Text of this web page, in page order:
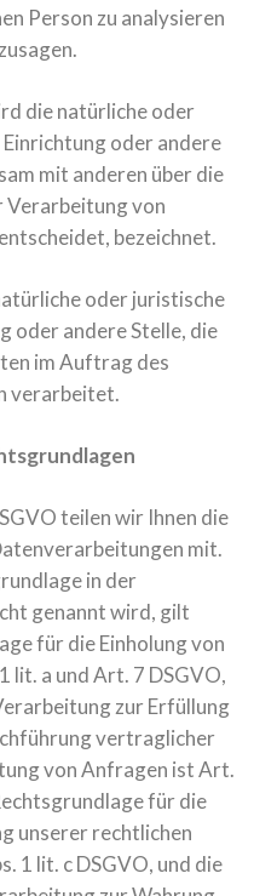
Person zu analysieren
die natürliche oder
oder andere
mit anderen über die
Verarbeitung von
bezeichnet.
oder juristische
oder andere Stelle, die
im Auftrag des
verarbeitet.
teilen wir Ihnen die
mit.
in der
genannt wird, gilt
für die Einholung von
lit. a und Art. 7 DSGVO,
zur Erfüllung
vertraglicher
von Anfragen ist Art.
für die
unserer rechtlichen
1 lit. c DSGVO, und die